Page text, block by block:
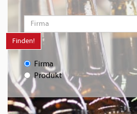
Finden!
Firma
Produkt